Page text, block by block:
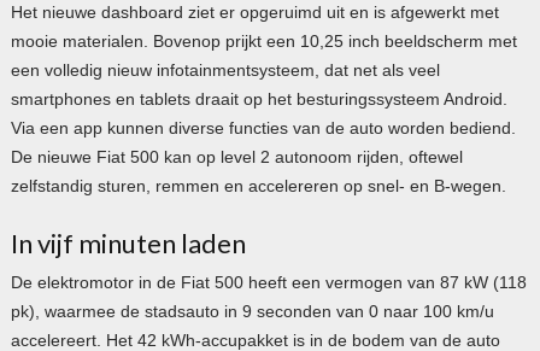
Het nieuwe dashboard ziet er opgeruimd uit en is afgewerkt met
mooie materialen. Bovenop prijkt een 10,25 inch beeldscherm met
een volledig nieuw infotainmentsysteem, dat net als veel
smartphones en tablets draait op het besturingssysteem Android.
Via een app kunnen diverse functies van de auto worden bediend.
De nieuwe Fiat 500 kan op level 2 autonoom rijden, oftewel
zelfstandig sturen, remmen en accelereren op snel- en B-wegen.
In vijf minuten laden
De elektromotor in de Fiat 500 heeft een vermogen van 87 kW (118
pk), waarmee de stadsauto in 9 seconden van 0 naar 100 km/u
accelereert. Het 42 kWh-accupakket is in de bodem van de auto